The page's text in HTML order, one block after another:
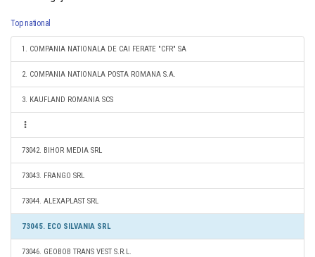
Top national
1. COMPANIA NATIONALA DE CAI FERATE "CFR" SA
2. COMPANIA NATIONALA POSTA ROMANA S.A.
3. KAUFLAND ROMANIA SCS
73042. BIHOR MEDIA SRL
73043. FRANGO SRL
73044. ALEXAPLAST SRL
73045. ECO SILVANIA SRL
73046. GEOBOB TRANS VEST S.R.L.